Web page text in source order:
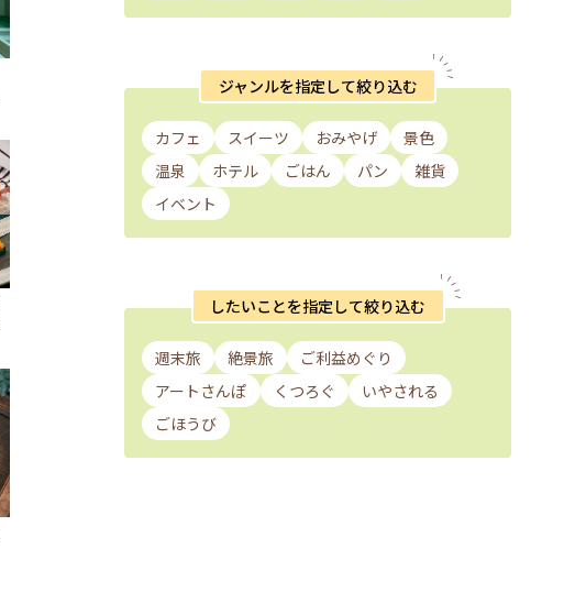
ジャンルを指定して絞り込む
カフェ スイーツ おみやげ
景色
温泉
ホテル ごはん パン
雑貨
イベント
したいことを指定して絞り込む
週末旅 絶景旅
ご利益めぐり
アートさんぽ
くつろぐ
いやされる
ごほうび